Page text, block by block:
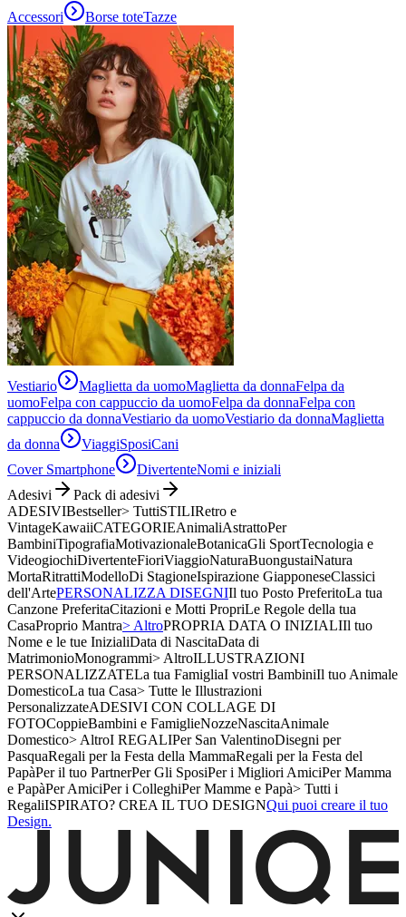
Accessori Borse toteTazze
Vestiario Maglietta da uomoMaglietta da donnaFelpa da
uomoFelpa con cappuccio da uomoFelpa da donnaFelpa con
cappuccio da donnaVestiario da uomoVestiario da donnaMaglietta
da donna
ViaggiSposiCani
Cover Smartphone
DivertenteNomi e iniziali
Adesivi
Pack di adesivi
ADESIVIBestseller> TuttiSTILIRetro e
VintageKawaiiCATEGORIEAnimaliAstrattoPer
BambiniTipografiaMotivazionaleBotanicaGli SportTecnologia e
VideogiochiDivertenteFioriViaggioNaturaBuongustaiNatura
MortaRitrattiModelloDi StagioneIspirazione GiapponeseClassici
dell'ArtePERSONALIZZA DISEGNIIl tuo Posto PreferitoLa tua
Canzone PreferitaCitazioni e Motti PropriLe Regole della tua
CasaProprio Mantra> AltroPROPRIA DATA O INIZIALIIl tuo
Nome e le tue InizialiData di NascitaData di
MatrimonioMonogrammi> AltroILLUSTRAZIONI
PERSONALIZZATELa tua FamigliaI vostri BambiniIl tuo Animale
DomesticoLa tua Casa> Tutte le Illustrazioni
PersonalizzateADESIVI CON COLLAGE DI
FOTOCoppieBambini e FamiglieNozzeNascitaAnimale
Domestico> AltroI REGALIPer San ValentinoDisegni per
PasquaRegali per la Festa della MammaRegali per la Festa del
PapàPer il tuo PartnerPer Gli SposiPer i Migliori AmiciPer Mamma
e PapàPer AmiciPer i ColleghiPer Mamme e Papà> Tutti i
RegaliISPIRATO? CREA IL TUO DESIGNQui puoi creare il tuo
Design.